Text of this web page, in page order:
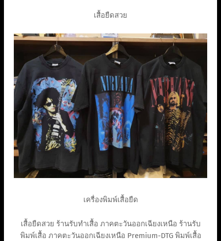
เสื้อยืดสวย
เครื่องพิมพ์เสื้อยืด
เสื้อยืดสวย ร้านรับทำเสื้อ ภาคตะวันออกเฉียงเหนือ ร้านรับ
พิมพ์เสื้อ ภาคตะวันออกเฉียงเหนือ Premium-DTG พิมพ์เสื้อ